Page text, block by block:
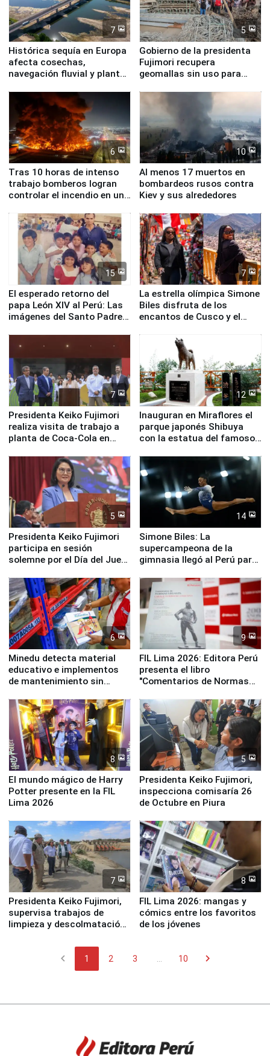
7
Histórica sequía en Europa
afecta cosechas,
navegación fluvial y plantas
5
Gobierno de la presidenta
Fujimori recupera
geomallas sin uso para
Fenómeno El Niño
6
Tras 10 horas de intenso
trabajo bomberos logran
controlar el incendio en una
de Chile
10
Al menos 17 muertos en
bombardeos rusos contra
Kiev y sus alrededores
15
El esperado retorno del
papa León XIV al Perú: Las
imágenes del Santo Padre
7
La estrella olímpica Simone
Biles disfruta de los
encantos de Cusco y el
7
Presidenta Keiko Fujimori
realiza visita de trabajo a
planta de Coca-Cola en
12
Inauguran en Miraflores el
parque japonés Shibuya
con la estatua del famoso
5
Presidenta Keiko Fujimori
participa en sesión
solemne por el Día del Juez
14
Simone Biles: La
supercampeona de la
gimnasia llegó al Perú para
Panamericanos Lima 2027
6
Minedu detecta material
educativo e implementos
de mantenimiento sin
la UGEL 2
9
FIL Lima 2026: Editora Perú
presenta el libro
"Comentarios de Normas
Derecho Colectivo"
8
El mundo mágico de Harry
Potter presente en la FIL
Lima 2026
5
Presidenta Keiko Fujimori,
inspecciona comisaría 26
de Octubre en Piura
7
Presidenta Keiko Fujimori,
supervisa trabajos de
limpieza y descolmatación
8
FIL Lima 2026: mangas y
cómics entre los favoritos
de los jóvenes
chevron_left 1 2 3 10 chevron_right